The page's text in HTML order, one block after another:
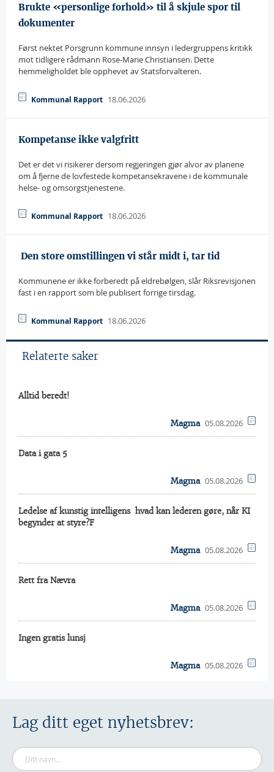
Brukte «personlige forhold» til å skjule spor til
dokumenter
Først nektet Porsgrunn kommune innsyn i ledergruppens kritikk
mot tidligere rådmann Rose-Marie Christiansen. Dette
hemmeligholdet ble opphevet av Statsforvalteren.
Kommunal Rapport 18.06.2026
Kompetanse ikke valgfritt
Det er det vi risikerer dersom regjeringen gjør alvor av planene
om å fjerne de lovfestede kompetansekravene i de kommunale
helse- og omsorgstjenestene.
Kommunal Rapport 18.06.2026
 Den store omstillingen vi står midt i, tar tid
Kommunene er ikke forberedt på eldrebølgen, slår Riksrevisjonen
fast i en rapport som ble publisert forrige tirsdag.
Kommunal Rapport 18.06.2026
Relaterte saker
Alltid beredt!
Magma 05.08.2026
Data i gata 5
Magma 05.08.2026
Ledelse af kunstig intelligens  hvad kan lederen gøre, når KI
begynder at styre?F
Magma 05.08.2026
Rett fra Nævra
Magma 05.08.2026
Ingen gratis lunsj
Magma 05.08.2026
Lag ditt eget nyhetsbrev: